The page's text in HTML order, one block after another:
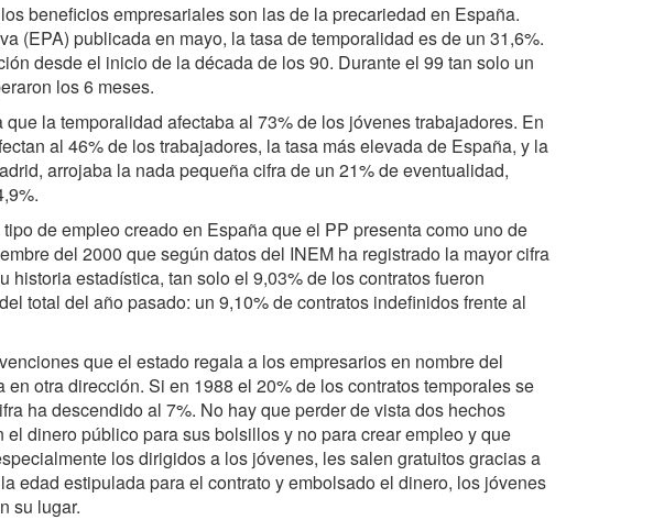
beneficios empresariales son las de la precariedad en España.
(EPA) publicada en mayo, la tasa de temporalidad es de un 31,6%.
desde el inicio de la década de los 90. Durante el 99 tan solo un
los 6 meses.
la temporalidad afectaba al 73% de los jóvenes trabajadores. En
al 46% de los trabajadores, la tasa más elevada de España, y la
arrojaba la nada pequeña cifra de un 21% de eventualidad,
de empleo creado en España que el PP presenta como uno de
del 2000 que según datos del INEM ha registrado la mayor cifra
historia estadística, tan solo el 9,03% de los contratos fueron
total del año pasado: un 9,10% de contratos indefinidos frente al
que el estado regala a los empresarios en nombre del
otra dirección. Si en 1988 el 20% de los contratos temporales se
ha descendido al 7%. No hay que perder de vista dos hechos
dinero público para sus bolsillos y no para crear empleo y que
los dirigidos a los jóvenes, les salen gratuitos gracias a
edad estipulada para el contrato y embolsado el dinero, los jóvenes
su lugar.